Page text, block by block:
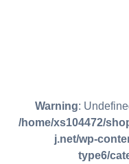
Warning:
/home/xs104472/
j.net/wp-
type6/